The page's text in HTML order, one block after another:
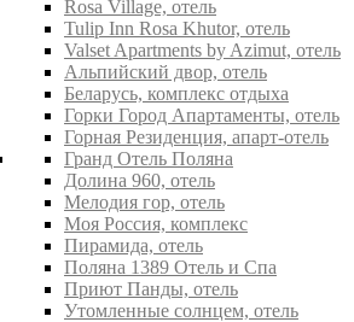
Rosa Village, отель
Tulip Inn Rosa Khutor, отель
Valset Apartments by Azimut, отель
Альпийский двор, отель
Беларусь, комплекс отдыха
Горки Город Апартаменты, отель
Горная Резиденция, апарт-отель
Гранд Отель Поляна
Долина 960, отель
Мелодия гор, отель
Моя Россия, комплекс
Пирамида, отель
Поляна 1389 Отель и Спа
Приют Панды, отель
Утомленные солнцем, отель